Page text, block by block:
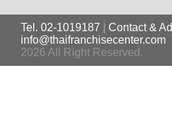
Tel. 02-1019187
Contact &
info@thaifranchisecenter.com
2026 All Right Reserved.